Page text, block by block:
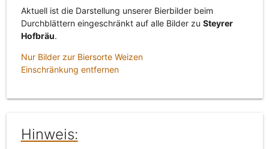
Aktuell ist die Darstellung unserer Bierbilder beim
Durchblättern eingeschränkt auf alle Bilder zu Steyrer
Hofbräu.
Nur Bilder zur Biersorte Weizen
Einschränkung entfernen
Hinweis: